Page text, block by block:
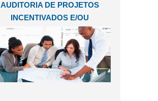
AUDITORIA DE PROJETOS
INCENTIVADOS E/OU
REGULADOS